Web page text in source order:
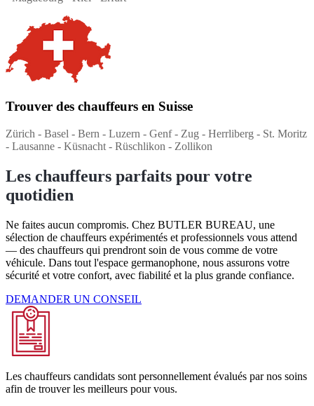
Trouver des chauffeurs en Suisse
Zürich - Basel - Bern - Luzern - Genf - Zug - Herrliberg - St. Moritz
- Lausanne - Küsnacht - Rüschlikon - Zollikon
Les chauffeurs parfaits pour votre
quotidien
Ne faites aucun compromis. Chez BUTLER BUREAU, une
sélection de chauffeurs expérimentés et professionnels vous attend
— des chauffeurs qui prendront soin de vous comme de votre
véhicule. Dans tout l'espace germanophone, nous assurons votre
sécurité et votre confort, avec fiabilité et la plus grande confiance.
DEMANDER UN CONSEIL
Les chauffeurs candidats sont personnellement évalués par nos soins
afin de trouver les meilleurs pour vous.